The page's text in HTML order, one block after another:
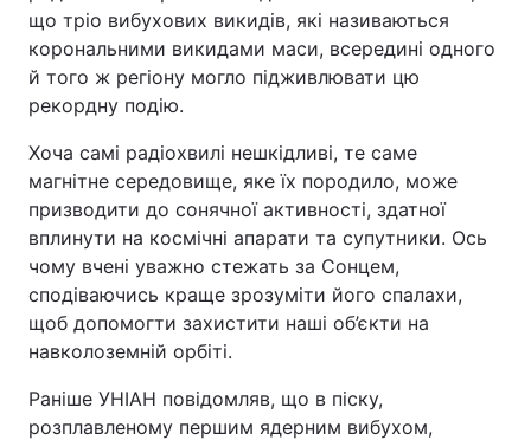
що тріо вибухових викидів, які називаються
корональними викидами маси, всередині одного
й того ж регіону могло підживлювати цю
рекордну подію.
Хоча самі радіохвилі нешкідливі, те саме
магнітне середовище, яке їх породило, може
призводити до сонячної активності, здатної
вплинути на космічні апарати та супутники. Ось
чому вчені уважно стежать за Сонцем,
сподіваючись краще зрозуміти його спалахи,
щоб допомогти захистити наші об’єкти на
навколоземній орбіті.
Раніше УНІАН повідомляв, що в піску,
розплавленому першим ядерним вибухом,